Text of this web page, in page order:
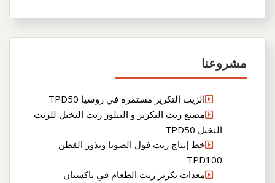
مشروعنا
الزيت التكرير مستمرة في روسيا TPD50
مصنع زيت التكرير و التبلور زيت النخيل للزيت
النخيل TPD50
خط إنتاج زيت فول الصويا وبذور القطن
TPD100
معدات تكرير زيت الطعام في باكستان